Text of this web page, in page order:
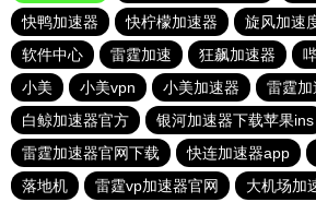
快鸭加速器
快柠檬加速器 旋风加速
软件中心
雷霆加速 狂飙加速器
小美
小美vpn 小美加速器 雷霆
白鲸加速器官方
银河加速器下载苹果ins
雷霆加速器官网下载
快连加速器app
落地机
雷霆vp加速器官网
大机场加